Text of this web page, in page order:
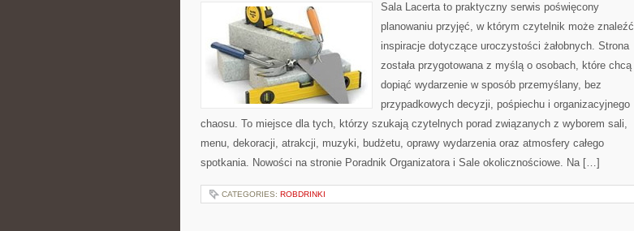
Sala Lacerta to praktyczny serwis poświęcony
planowaniu przyjęć, w którym czytelnik może znaleźć
inspiracje dotyczące uroczystości żałobnych. Strona
została przygotowana z myślą o osobach, które chcą
dopiąć wydarzenie w sposób przemyślany, bez
przypadkowych decyzji, pośpiechu i organizacyjnego
chaosu. To miejsce dla tych, którzy szukają czytelnych porad związanych z wyborem sali,
menu, dekoracji, atrakcji, muzyki, budżetu, oprawy wydarzenia oraz atmosfery całego
spotkania. Nowości na stronie Poradnik Organizatora i Sale okolicznościowe. Na […]
CATEGORIES: ROBDRINKI